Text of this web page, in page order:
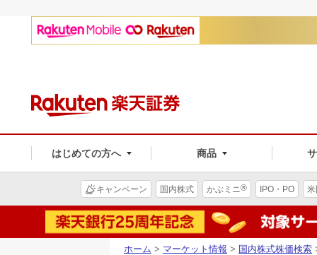
はじめての方へ 商品
キャンペーン 国内株式 かぶミニ® IPO・PO
ホーム > マーケット情報 > 国内株式株価検索